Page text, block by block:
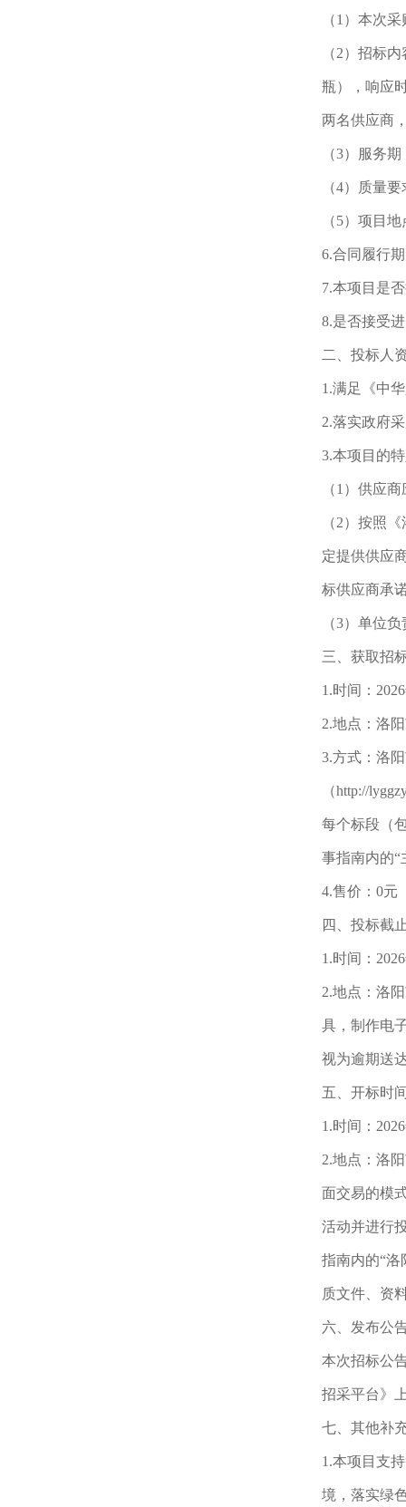
（1）本次
（2）招标
瓶），响应
两名供应商
（3）服务
（4）质量
（5）项目
6.合同履行
7.本项目是
8.是否接受
二、投标人
1.满足《中
2.落实政府
3.本项目的
（1）供应
（2）按照
定提供供应
标供应商承
（3）单位
三、获取招
1.时间：
2.地点：洛
3.方式：洛
（http://
每个标段（
事指南内的“
4.售价：0元
四、投标截
1.时间：
2.地点：洛
具，制作电
视为逾期送
五、开标时
1.时间：
2.地点：洛
面交易的模
活动并进行
指南内的“
质文件、资
六、发布公
本次招标公
招采平台》
七、其他补
1.本项目支
境，落实绿